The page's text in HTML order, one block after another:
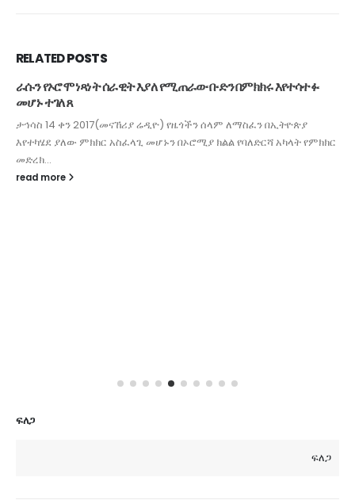
RELATEDPOSTS
ራሱን የኦሮሞ ነጻነት ሰራዊት እያለ የሚጠራው ቡድን በምክክሩ እየተሳተፉ
መሆኑ ተገለጸ
ታኅሳስ 14 ቀን 2017(መናኸሪያ ሬዲዮ) የዜጎችን ሰላም ለማስፈን በኢትዮጵያ
እየተካሄደ ያለው ምክክር አስፈላጊ መሆኑን በኦሮሚያ ክልል የባለድርሻ አካላት የምክክር
መድረክ...
read more
ፍለጋ
ፍለጋ